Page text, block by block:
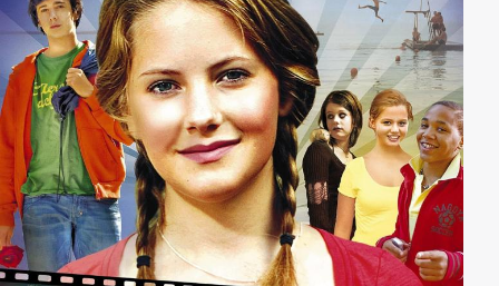
Polizistin findet sie heraus, dass gegen Lindholm
mehrfach Anzeige wegen schwerer Körperverletzung
erstattet wurde. Außerdem betrieb er zusammen mit
Polizeichef Christer Bure eine Firma für Sportartikel,
die offenbar zur Tarnung von Drogengeschäften
diente. Stichhaltige Beweise gibt es dafür leider nicht.